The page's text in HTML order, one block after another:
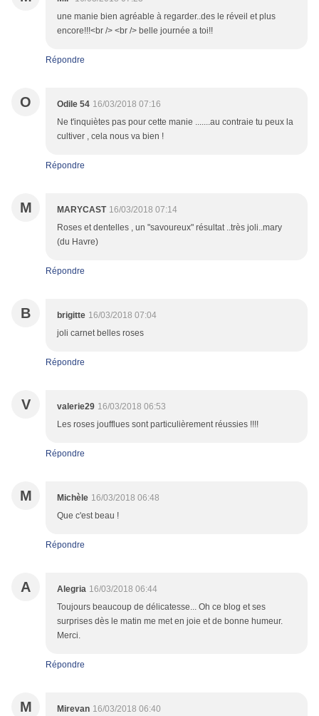
une manie bien agréable à regarder..des le réveil et plus
encore!!!<br /> <br /> belle journée a toi!!
Répondre
O Odile 54 16/03/2018 07:16
Ne t'inquiètes pas pour cette manie .......au contraie tu peux la
cultiver , cela nous va bien !
Répondre
M MARYCAST 16/03/2018 07:14
Roses et dentelles , un "savoureux" résultat ..très joli..mary
(du Havre)
Répondre
B brigitte 16/03/2018 07:04
joli carnet belles roses
Répondre
V valerie29 16/03/2018 06:53
Les roses joufflues sont particulièrement réussies !!!!
Répondre
M Michèle 16/03/2018 06:48
Que c'est beau !
Répondre
A Alegria 16/03/2018 06:44
Toujours beaucoup de délicatesse... Oh ce blog et ses
surprises dès le matin me met en joie et de bonne humeur.
Merci.
Répondre
M Mirevan 16/03/2018 06:40